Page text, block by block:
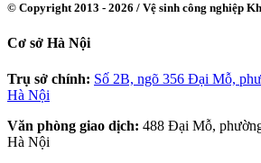
© Copyright 2013 - 2026 / Vệ sinh công nghiệp
Cơ sở Hà Nội
Trụ sở chính: Số 2B, ngõ 356 Đại Mỗ,
Hà Nội
Văn phòng giao dịch: 488 Đại Mỗ,
Hà Nội